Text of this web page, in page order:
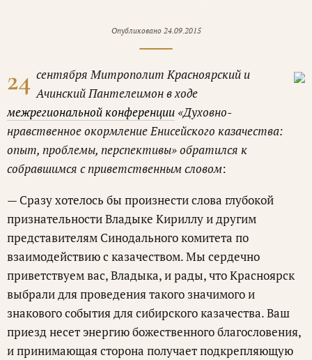
Опубликовано 24.09.2015
24 сентября Митрополит Красноярский и
Ачинский Пантелеимон в ходе
межрегиональной конференции «Духовно-
нравственное окормление Енисейского казачества:
опыт, проблемы, перспективы» обратился к
собравшимся с приветственным словом:
— Сразу хотелось бы произнести слова глубокой
признательности Владыке Кириллу и другим
представителям Синодального комитета по
взаимодействию с казачеством. Мы сердечно
приветствуем вас, Владыка, и рады, что Красноярск
выбрали для проведения такого значимого и
знакового события для сибирского казачества. Ваш
приезд несет энергию божественного благословения,
и принимающая сторона получает подкрепляющую